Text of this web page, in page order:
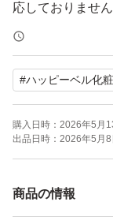
応しておりません
・到着日時の指
上記規定に合わ
せて頂きます。
#ハッピーベル化
購入日時： 2026年5月
出品日時： 2026年5月8
商品の情報